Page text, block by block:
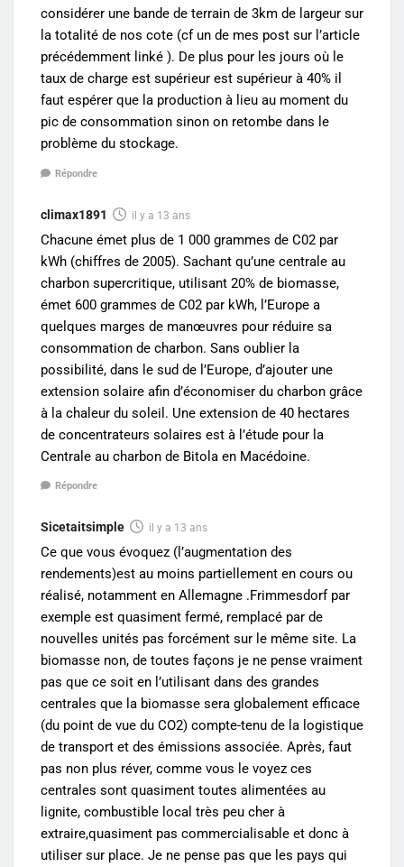
considérer une bande de terrain de 3km de largeur sur
la totalité de nos cote (cf un de mes post sur l’article
précédemment linké ). De plus pour les jours où le
taux de charge est supérieur est supérieur à 40% il
faut espérer que la production à lieu au moment du
pic de consommation sinon on retombe dans le
problème du stockage.
Répondre
climax1891 il y a 13 ans
Chacune émet plus de 1 000 grammes de C02 par
kWh (chiffres de 2005). Sachant qu’une centrale au
charbon supercritique, utilisant 20% de biomasse,
émet 600 grammes de C02 par kWh, l’Europe a
quelques marges de manœuvres pour réduire sa
consommation de charbon. Sans oublier la
possibilité, dans le sud de l’Europe, d’ajouter une
extension solaire afin d’économiser du charbon grâce
à la chaleur du soleil. Une extension de 40 hectares
de concentrateurs solaires est à l’étude pour la
Centrale au charbon de Bitola en Macédoine.
Répondre
Sicetaitsimple il y a 13 ans
Ce que vous évoquez (l’augmentation des
rendements)est au moins partiellement en cours ou
réalisé, notamment en Allemagne .Frimmesdorf par
exemple est quasiment fermé, remplacé par de
nouvelles unités pas forcément sur le même site. La
biomasse non, de toutes façons je ne pense vraiment
pas que ce soit en l’utilisant dans des grandes
centrales que la biomasse sera globalement efficace
(du point de vue du CO2) compte-tenu de la logistique
de transport et des émissions associée. Après, faut
pas non plus réver, comme vous le voyez ces
centrales sont quasiment toutes alimentées au
lignite, combustible local très peu cher à
extraire,quasiment pas commercialisable et donc à
utiliser sur place. Je ne pense pas que les pays qui